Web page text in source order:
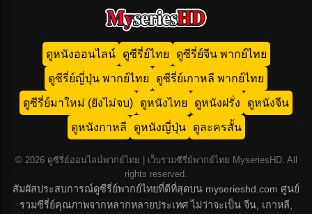
ดูหนังออนไลน์ ดูซีรี่ย์ไทย ดูซีรี่ย์จีน พากย์ไทย
ดูซีรี่ย์ญี่ปุ่น พากย์ไทย ดูซีรี่ย์เกาหลี พากย์ไทย
ดูซีรี่ย์มาใหม่ (ยังไม่จบ) ดูหนังไทย ดูหนังฝรั่ง ดูหนังจีน
ดูหนังกาหลี ดูหนังญี่ปุ่น ดูละครสั้น
© 2026 ดูซีรี่ย์ออนไลน์พากย์ไทย | เว็บรวมซีรี่ย์พากย์ไทย MyseriesHD. All
rights reserved.
สัมผัสประสบการณ์ดูซีรี่ย์พากย์ไทยที่ดีที่สุดบน myserieshd.com ศูนย์
รวมซีรี่ย์คุณภาพจากหลากหลายประเทศ ไม่ว่าจะเป็น จีน, เกาหลี,